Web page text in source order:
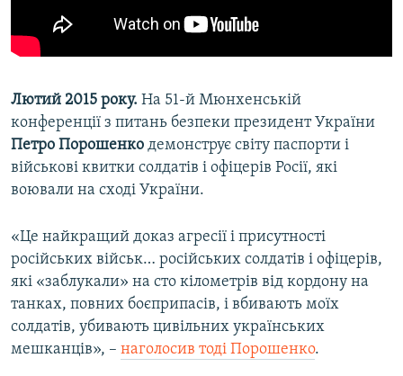
Лютий 2015 року. На 51-й Мюнхенській
конференції з питань безпеки президент України
Петро Порошенко демонструє світу паспорти і
військові квитки солдатів і офіцерів Росії, які
воювали на сході України.
«Це найкращий доказ агресії і присутності
російських військ… російських солдатів і офіцерів,
які «заблукали» на сто кілометрів від кордону на
танках, повних боєприпасів, і вбивають моїх
солдатів, убивають цивільних українських
мешканців», – наголосив тоді Порошенко.